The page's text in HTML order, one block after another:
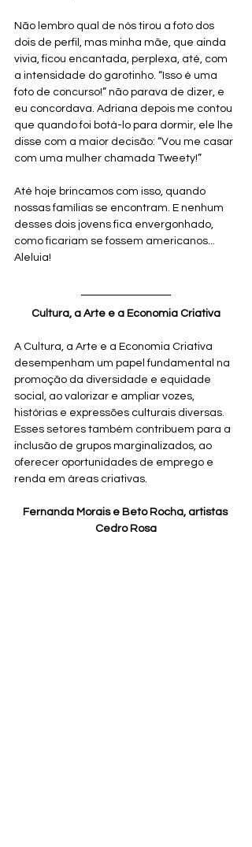
Não lembro qual de nós tirou a foto dos
dois de perfil, mas minha mãe, que ainda
vivia, ficou encantada, perplexa, até, com
a intensidade do garotinho. “Isso é uma
foto de concurso!” não parava de dizer, e
eu concordava. Adriana depois me contou
que quando foi botá-lo para dormir, ele lhe
disse com a maior decisão: “Vou me casar
com uma mulher chamada Tweety!”
Até hoje brincamos com isso, quando
nossas famílias se encontram. E nenhum
desses dois jovens fica envergonhado,
como ficariam se fossem americanos...
Aleluia!
Cultura, a Arte e a Economia Criativa
A Cultura, a Arte e a Economia Criativa
desempenham um papel fundamental na
promoção da diversidade e equidade
social, ao valorizar e ampliar vozes,
histórias e expressões culturais diversas.
Esses setores também contribuem para a
inclusão de grupos marginalizados, ao
oferecer oportunidades de emprego e
renda em áreas criativas.
Fernanda Morais e Beto Rocha, artistas
Cedro Rosa